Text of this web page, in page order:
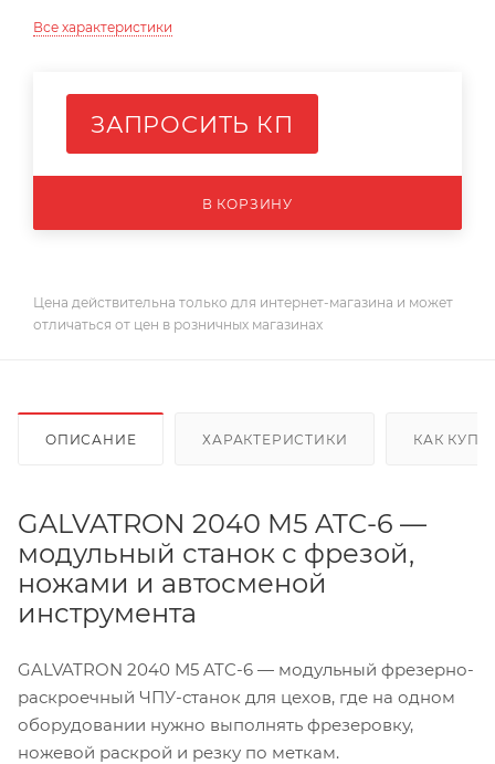
Все характеристики
ЗАПРОСИТЬ КП
В КОРЗИНУ
Цена действительна только для интернет-магазина и может
отличаться от цен в розничных магазинах
ОПИСАНИЕ ХАРАКТЕРИСТИКИ КАК
GALVATRON 2040 M5 ATC-6 —
модульный станок с фрезой,
ножами и автосменой
инструмента
GALVATRON 2040 M5 ATC-6 — модульный фрезерно-
раскроечный ЧПУ-станок для цехов, где на одном
оборудовании нужно выполнять фрезеровку,
ножевой раскрой и резку по меткам.